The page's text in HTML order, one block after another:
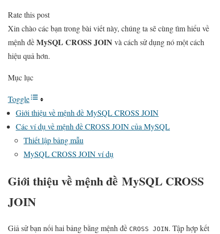
Rate this post
Xin chào các bạn trong bài viết này, chúng ta sẽ cùng tìm hiểu về
mệnh đềMySQL CROSS JOIN và cách sử dụng nó một cách
hiệu quả hơn.
Mục lục
Toggle
Giới thiệu về mệnh đề MySQL CROSS JOIN
Các ví dụ về mệnh đề CROSS JOIN của MySQL
Thiết lập bảng mẫu
MySQL CROSS JOIN ví dụ
Giới thiệu về mệnh đề MySQL CROSS
JOIN
Giả sử bạn nối hai bảng bằng mệnh đề CROSS JOIN. Tập hợp kết